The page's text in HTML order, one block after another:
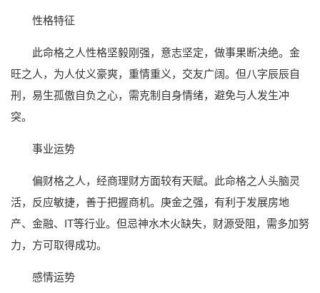
性格特征
此命格之人性格坚毅刚强，意志坚定，做事果断决绝。金
旺之人，为人仗义豪爽，重情重义，交友广阔。但八字辰辰自
刑，易生孤傲自负之心，需克制自身情绪，避免与人发生冲
突。
事业运势
偏财格之人，经商理财方面较有天赋。此命格之人头脑灵
活，反应敏捷，善于把握商机。庚金之强，有利于发展房地
产、金融、IT等行业。但忌神水木火缺失，财源受阻，需多加努
力，方可取得成功。
感情运势